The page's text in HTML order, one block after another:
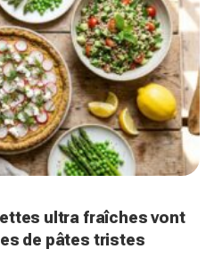
ultra fraîches vont
de pâtes tristes